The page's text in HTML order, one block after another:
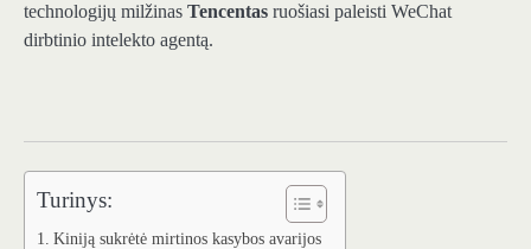
technologijų milžinas Tencentas ruošiasi paleisti WeChat
dirbtinio intelekto agentą.
Turinys:
Kiniją sukrėtė mirtinos kasybos avarijos